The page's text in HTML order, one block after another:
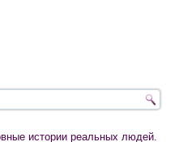
истории реальных людей.